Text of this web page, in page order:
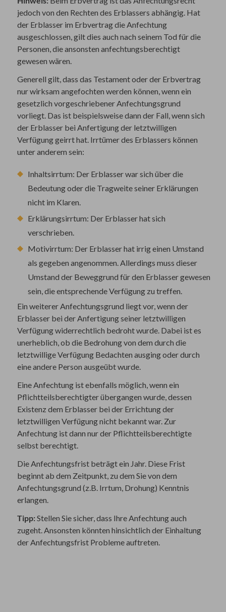
jedoch von den Rechten des Erblassers abhängig. Hat
der Erblasser im Erbvertrag die Anfechtung
ausgeschlossen, gilt dies auch nach seinem Tod für die
Personen, die ansonsten anfechtungsberechtigt
gewesen wären.
Generell gilt, dass das Testament oder der Erbvertrag
nur wirksam angefochten werden können, wenn ein
gesetzlich vorgeschriebener Anfechtungsgrund
vorliegt. Das ist beispielsweise dann der Fall, wenn sich
der Erblasser bei Anfertigung der letztwilligen
Verfügung geirrt hat. Irrtümer des Erblassers können
unter anderem sein:
Inhaltsirrtum: Der Erblasser war sich über die
Bedeutung oder die Tragweite seiner Erklärungen
nicht im Klaren.
Erklärungsirrtum: Der Erblasser hat sich
verschrieben.
Motivirrtum: Der Erblasser hat irrig einen Umstand
als gegeben angenommen. Allerdings muss dieser
Umstand der Beweggrund für den Erblasser gewesen
sein, die entsprechende Verfügung zu treffen.
Ein weiterer Anfechtungsgrund liegt vor, wenn der
Erblasser bei der Anfertigung seiner letztwilligen
Verfügung widerrechtlich bedroht wurde. Dabei ist es
unerheblich, ob die Bedrohung von dem durch die
letztwillige Verfügung Bedachten ausging oder durch
eine andere Person ausgeübt wurde.
Eine Anfechtung ist ebenfalls möglich, wenn ein
Pflichtteilsberechtigter übergangen wurde, dessen
Existenz dem Erblasser bei der Errichtung der
letztwilligen Verfügung nicht bekannt war. Zur
Anfechtung ist dann nur der Pflichtteilsberechtigte
selbst berechtigt.
Die Anfechtungsfrist beträgt ein Jahr. Diese Frist
beginnt ab dem Zeitpunkt, zu dem Sie von dem
Anfechtungsgrund (z.B. Irrtum, Drohung) Kenntnis
erlangen.
Tipp:Stellen Sie sicher, dass Ihre Anfechtung auch
zugeht. Ansonsten könnten hinsichtlich der Einhaltung
der Anfechtungsfrist Probleme auftreten.